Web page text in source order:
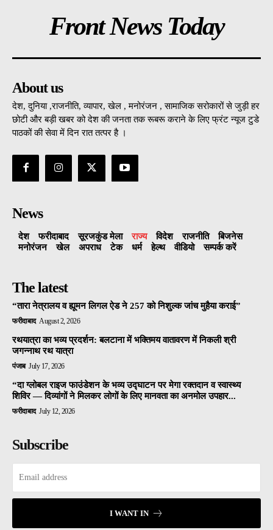
Front News Today
About us
देश, दुनिया ,राजनीति, व्यापार, खेल , मनोरंजन , सामाजिक सरोकारों से जुड़ी हर
छोटी और बड़ी खबर को देश की जनता तक रूबरू कराने के लिए फ्रंट न्यूज टुडे
पाठकों की सेवा में दिन रात तत्पर है ।
News
देश फरीदाबाद सूरजकुंड मेला राज्‍य विदेश राजनीति
बिजनेस
मनोरंजन
खेल अपराध टेक धर्म हेल्थ वीडियो सम्पर्क करें
The latest
“तारा नेत्रालय व ह्यूमन लिगल ऐड ने 257 को निशुल्क जांच मुहैया कराई”
फरीदाबाद August 2, 2026
रथयात्रा का भव्य प्रदर्शन: बलटाना में भक्तिमय वातावरण में निकली श्री
जगन्नाथ रथ यात्रा
पंजाब July 17, 2026
“दा ग्लोबल राइज फाउंडेशन के भव्य उद्घाटन पर मेगा रक्तदान व स्वास्थ्य
शिविर — दिव्यांगों ने मिलकर लोगों के लिए मानवता का अनमोल उपहार...
फरीदाबाद July 12, 2026
Subscribe
I WANT IN